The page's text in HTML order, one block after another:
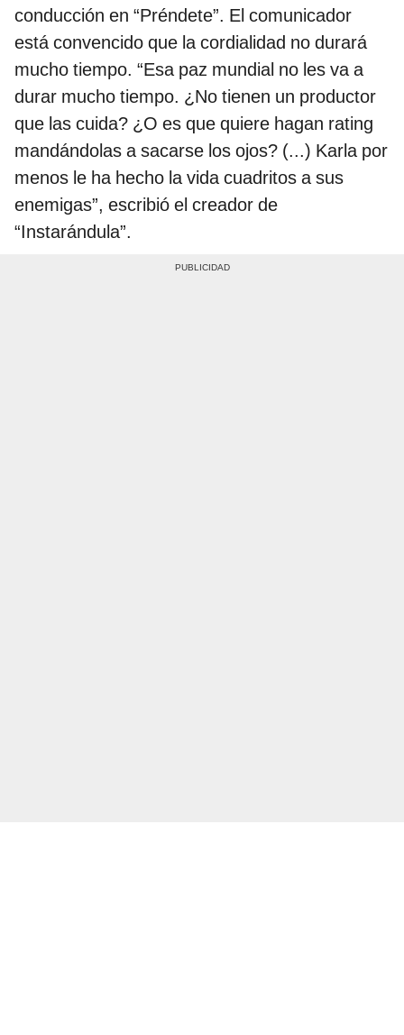
conducción en “Préndete”. El comunicador
está convencido que la cordialidad no durará
mucho tiempo. “Esa paz mundial no les va a
durar mucho tiempo. ¿No tienen un productor
que las cuida? ¿O es que quiere hagan rating
mandándolas a sacarse los ojos? (...) Karla por
menos le ha hecho la vida cuadritos a sus
enemigas”, escribió el creador de
“Instarándula”.